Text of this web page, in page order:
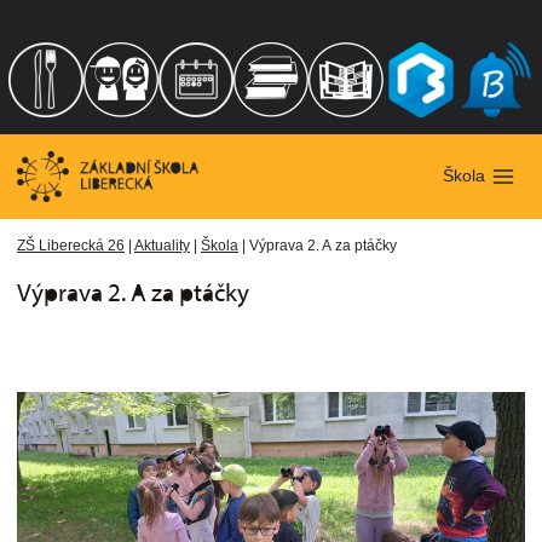
obsah
Škola
ZŠ Liberecká 26 | Aktuality | Škola | Výprava 2. A za ptáčky
Výprava 2. A za ptáčky